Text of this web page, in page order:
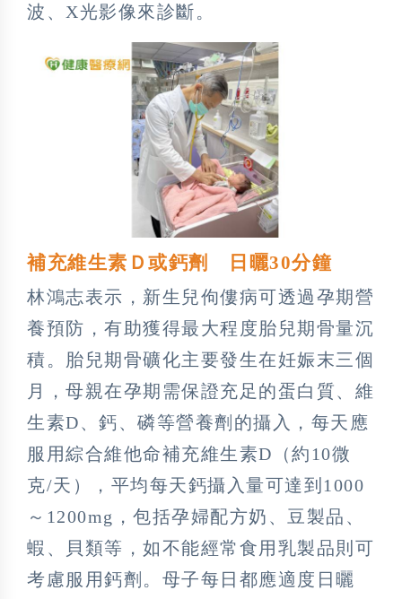
波、X光影像來診斷。
補充維生素Ｄ或鈣劑 日曬30分鐘
林鴻志表示，新生兒佝僂病可透過孕期營
養預防，有助獲得最大程度胎兒期骨量沉
積。胎兒期骨礦化主要發生在妊娠末三個
月，母親在孕期需保證充足的蛋白質、維
生素D、鈣、磷等營養劑的攝入，每天應
服用綜合維他命補充維生素D（約10微
克/天），平均每天鈣攝入量可達到1000
～1200mg，包括孕婦配方奶、豆製品、
蝦、貝類等，如不能經常食用乳製品則可
考慮服用鈣劑。母子每日都應適度日曬